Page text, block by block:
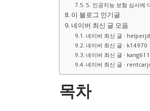
5. 인공지능 보험 심사에
이 블로그 인기글
네이버 최신 글 모음
네이버 최신 글 · helperjd
네이버 최신 글 · k14970
네이버 최신 글 · kang611
네이버 최신 글 ·
목차